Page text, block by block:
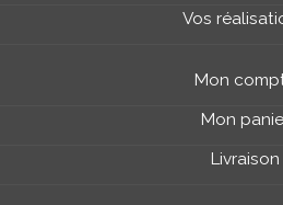
Vos
Mon
Mon
Livraison